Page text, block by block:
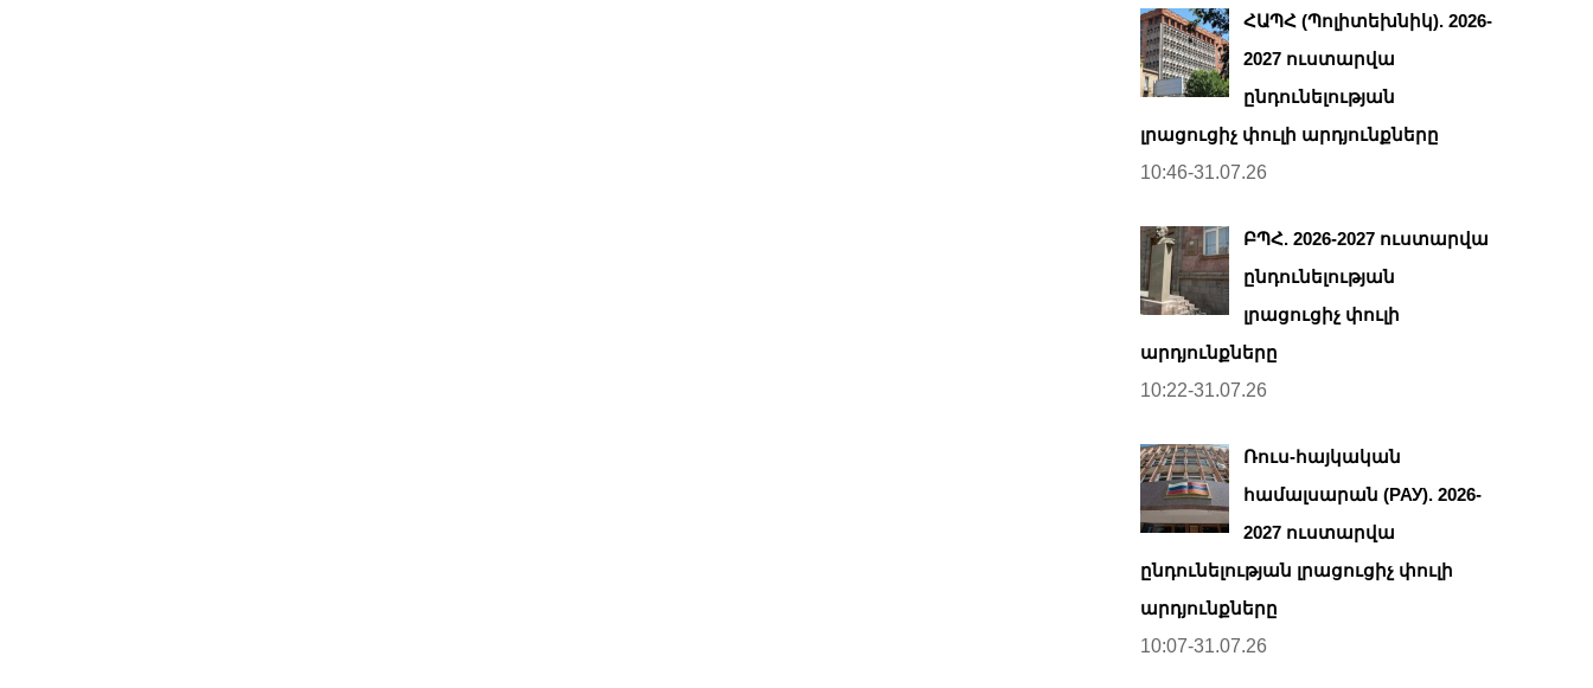
ՀԱՊՀ (Պոլիտեխնիկ). 2026-
2027 ուստարվա
ընդունելության
լրացուցիչ փուլի արդյունքները
10:46-31.07.26
ԲՊՀ. 2026-2027 ուստարվա
ընդունելության
լրացուցիչ փուլի
արդյունքները
10:22-31.07.26
Ռուս-հայկական
համալսարան (РАУ). 2026-
2027 ուստարվա
ընդունելության լրացուցիչ փուլի
արդյունքները
10:07-31.07.26